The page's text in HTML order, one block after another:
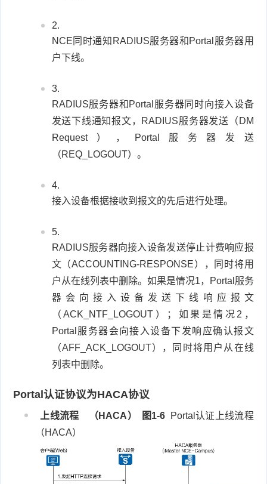
NCE同时通知RADIUS服务器和Portal服务器用
户下线。
RADIUS服务器和Portal服务器同时向接入设备
发送下线通知报文，RADIUS服务器发送（DM
Request），Portal服务器发送
（REQ_LOGOUT）。
接入设备根据接收到报文的先后进行处理。
RADIUS服务器向接入设备发送停止计费响应报
文（ACCOUNTING-RESPONSE），同时将用
户从在线列表中删除。如果是情况1，Portal服务
器会向接入设备发送下线响应报文
（ACK_NTF_LOGOUT）；如果是情况2，
Portal服务器会向接入设备下发响应确认报文
（AFF_ACK_LOGOUT），同时将用户从在线
列表中删除。
Portal认证协议为HACA协议
上线流程 （HACA） 图1-6
Portal认证上线流程
（HACA）